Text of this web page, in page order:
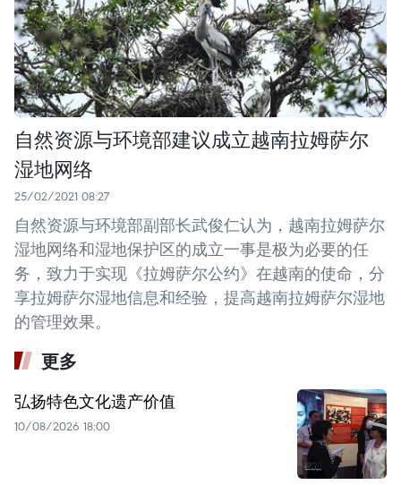
自然资源与环境部建议成立越南拉姆萨尔
湿地网络
25/02/2021 08:27
自然资源与环境部副部长武俊仁认为，越南拉姆萨尔
湿地网络和湿地保护区的成立一事是极为必要的任
务，致力于实现《拉姆萨尔公约》在越南的使命，分
享拉姆萨尔湿地信息和经验，提高越南拉姆萨尔湿地
的管理效果。
更多
弘扬特色文化遗产价值
10/08/2026 18:00